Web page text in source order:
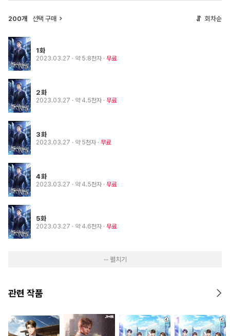
200개 선택 구매 회차순
1화
2023.03.27 · 약 5.8천자 무료
2화
2023.03.27 · 약 4.5천자 무료
3화
2023.03.27 · 약 5천자 무료
4화
2023.03.27 · 약 4.5천자 무료
5화
2023.03.27 · 약 4.6천자 무료
··· 펼치기
관련 작품